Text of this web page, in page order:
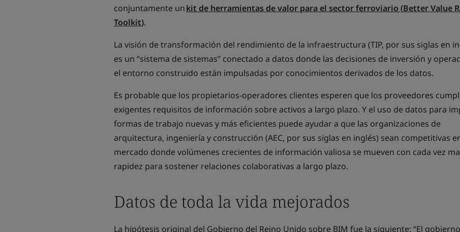
conjuntamente unkit de herramientas de valor para el sector ferroviario (Better Value
Toolkit).
La visión de transformación del rendimiento de la infraestructura (TIP, por sus siglas en
es un “sistema de sistemas” conectado a datos donde las decisiones de inversión y
el entorno construido están impulsadas por conocimientos derivados de los datos.
Es probable que los propietarios-operadores clientes esperen que los proveedores
exigentes requisitos de información sobre activos a largo plazo. Y el uso de datos para
formas de trabajo nuevas y más eficientes puede ayudar a que las organizaciones de
arquitectura, ingeniería y construcción (AEC, por sus siglas en inglés) sean competitivas
mercado donde volúmenes crecientes de información valiosa se mueven con cada vez
rapidez para sostener relaciones colaborativas a largo plazo.
Datos de toda la vida mejorados
La hipótesis original del Gobierno del Reino Unido sobre BIM fue la siguiente: “El